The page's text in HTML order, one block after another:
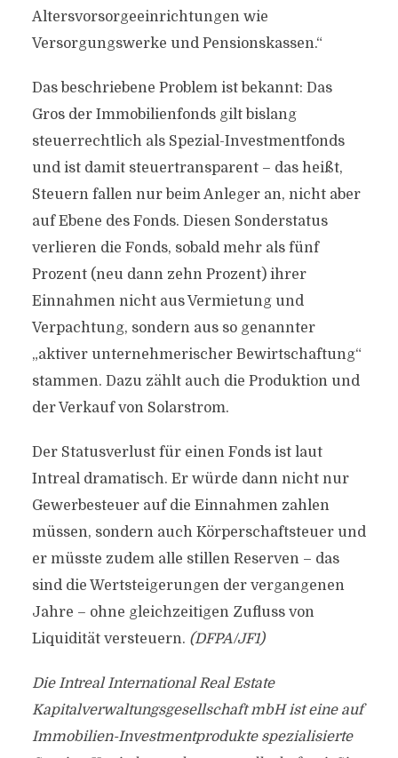
Altersvorsorgeeinrichtungen wie
Versorgungswerke und Pensionskassen.“
Das beschriebene Problem ist bekannt: Das
Gros der Immobilienfonds gilt bislang
steuerrechtlich als Spezial-Investmentfonds
und ist damit steuertransparent – das heißt,
Steuern fallen nur beim Anleger an, nicht aber
auf Ebene des Fonds. Diesen Sonderstatus
verlieren die Fonds, sobald mehr als fünf
Prozent (neu dann zehn Prozent) ihrer
Einnahmen nicht aus Vermietung und
Verpachtung, sondern aus so genannter
„aktiver unternehmerischer Bewirtschaftung“
stammen. Dazu zählt auch die Produktion und
der Verkauf von Solarstrom.
Der Statusverlust für einen Fonds ist laut
Intreal dramatisch. Er würde dann nicht nur
Gewerbesteuer auf die Einnahmen zahlen
müssen, sondern auch Körperschaftsteuer und
er müsste zudem alle stillen Reserven – das
sind die Wertsteigerungen der vergangenen
Jahre – ohne gleichzeitigen Zufluss von
Liquidität versteuern. (DFPA/JF1)
Die Intreal International Real Estate
Kapitalverwaltungsgesellschaft mbH ist eine auf
Immobilien-Investmentprodukte spezialisierte